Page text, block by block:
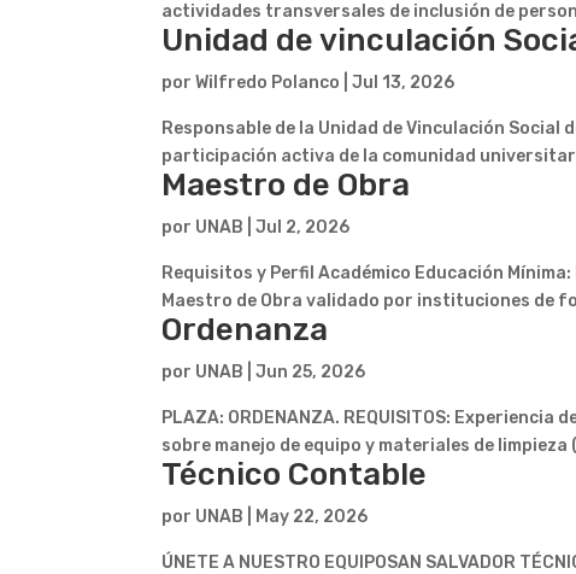
actividades transversales de inclusión de
Unidad de vinculación
porWilfredo Polanco |Jul 13, 2026
Responsable de la Unidad de Vinculación
participación activa de la comunidad
Maestro de Obra
por UNAB |Jul 2, 2026
Requisitos y Perfil Académico Educación
Maestro de Obra validado por instituciones de
Ordenanza
por UNAB |Jun 25, 2026
PLAZA: ORDENANZA. REQUISITOS:
sobre manejo de equipo y materiales de
Técnico Contable
por UNAB May 22, 2026
ÚNETE A NUESTRO EQUIPOSAN SALVADOR